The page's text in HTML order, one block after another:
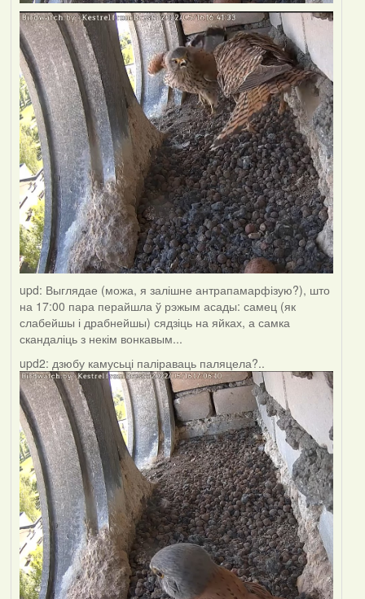
upd: Выглядае (можа, я залішне антрапамарфізую?), што
на 17:00 пара перайшла ў рэжым асады: самец (як
слабейшы і драбнейшы) сядзіць на яйках, а самка
скандаліць з некім вонкавым...
upd2: дзюбу камусьці паліраваць паляцела?..